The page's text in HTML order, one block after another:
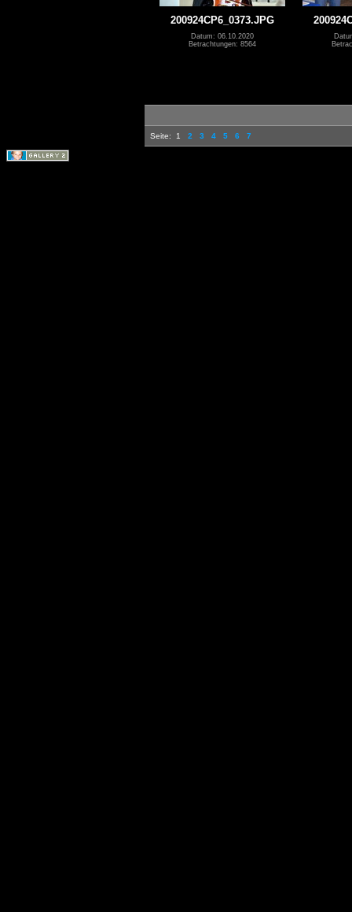
200924CP6_0373.JPG
Datum: 06.10.2020
Betrachtungen: 8564
Seite: 1 2 3 4 5 6 7